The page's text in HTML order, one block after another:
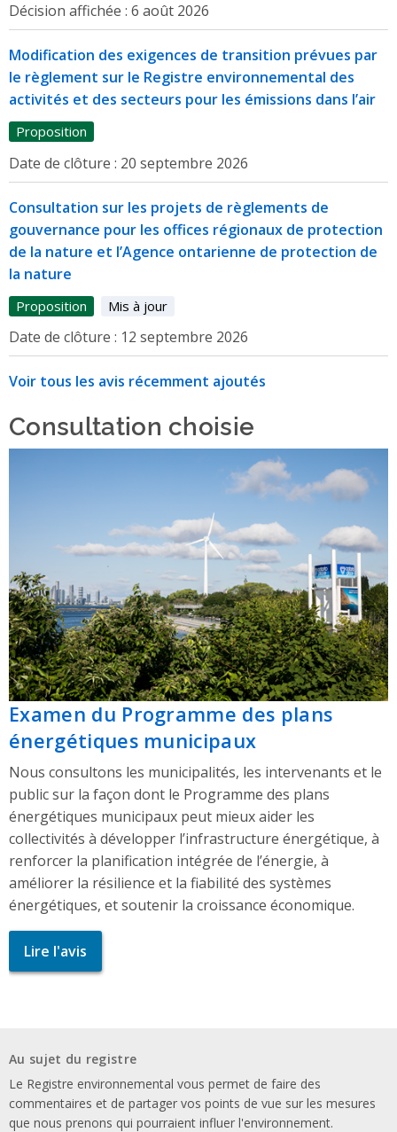
Décision affichée : 6 août 2026
Modification des exigences de transition prévues par
le règlement sur le Registre environnemental des
activités et des secteurs pour les émissions dans l’air
Proposition
Date de clôture : 20 septembre 2026
Consultation sur les projets de règlements de
gouvernance pour les offices régionaux de protection
de la nature et l’Agence ontarienne de protection de
la nature
Proposition Mis à jour
Date de clôture : 12 septembre 2026
Voir tous les avis récemment ajoutés
Consultation choisie
Examen du Programme des plans
énergétiques municipaux
Nous consultons les municipalités, les intervenants et le
public sur la façon dont le Programme des plans
énergétiques municipaux peut mieux aider les
collectivités à développer l’infrastructure énergétique, à
renforcer la planification intégrée de l’énergie, à
améliorer la résilience et la fiabilité des systèmes
énergétiques, et soutenir la croissance économique.
Lire l'avis
Au sujet du registre
Le Registre environnemental vous permet de faire des
commentaires et de partager vos points de vue sur les mesures
que nous prenons qui pourraient influer l'environnement.